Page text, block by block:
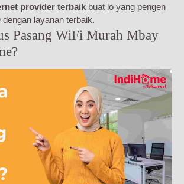
provider terbaik buat lo yang pengen
dengan layanan terbaik.
Pasang WiFi Murah Mbay